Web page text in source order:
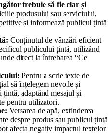
trebuie să fie clar și
produsului sau serviciului,
și informează publicul țintă
Conținutul de vânzări eficient
publicului țintă, utilizând
direct la întrebarea “Ce
Pentru a scrie texte de
să înțelegem nevoile și
adaptând mesajul și
pentru utilizatori.
Versarea de apă, extinderea
despre produs sau publicul țintă
afecta negativ impactul textelor